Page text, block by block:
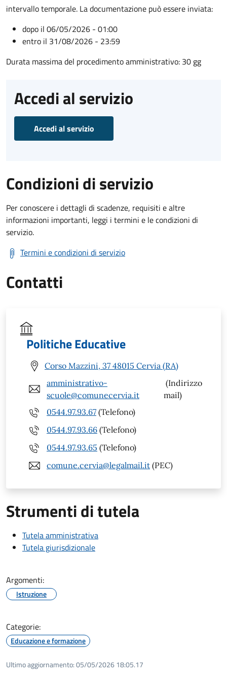
intervallo temporale. La documentazione può essere inviata:
dopo il 06/05/2026 - 01:00
entro il 31/08/2026 - 23:59
Durata massima del procedimento amministrativo: 30 gg
Accedi al servizio
Accedi al servizio
Condizioni di servizio
Per conoscere i dettagli di scadenze, requisiti e altre
informazioni importanti, leggi i termini e le condizioni di
servizio.
Termini e condizioni di servizio
Contatti
Politiche Educative
Corso Mazzini, 37 48015 Cervia (RA)
amministrativo-
scuole@comunecervia.it
(Indirizzo
mail)
0544.97.93.67 (Telefono)
0544.97.93.66 (Telefono)
0544.97.93.65 (Telefono)
comune.cervia@legalmail.it (PEC)
Strumenti di tutela
Tutela amministrativa
Tutela giurisdizionale
Argomenti:
Istruzione
Categorie:
Educazione e formazione
Ultimo aggiornamento:05/05/2026 18:05.17